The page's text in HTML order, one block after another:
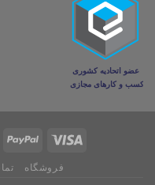
فروشگاه